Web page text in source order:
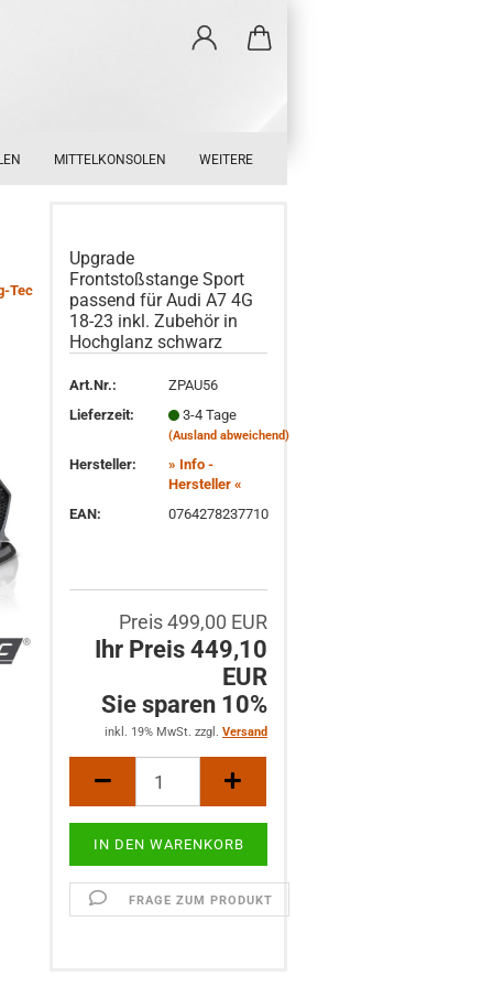
MITTELKONSOLEN WEITERE
Tec
Upgrade
Frontstoßstange Sport
passend für Audi A7 4G
18-23 inkl. Zubehör in
Hochglanz schwarz
Art.Nr.:
ZPAU56
Lieferzeit:
3-4 Tage
(Ausland abweichend)
Hersteller:
» Info -
Hersteller «
EAN:
0764278237710
Preis 499,00 EUR
Ihr Preis 449,10
EUR
Sie sparen 10%
inkl. 19% MwSt. zzgl. Versand
FRAGE ZUM PRODUKT